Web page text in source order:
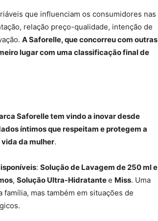
que influenciam os consumidores nas
relação preço-qualidade, intenção de
A Saforelle, que concorreu com outras
lugar com uma classificação final de
Saforelle tem vindo a inovar desde
íntimos que respeitam e protegem a
da mulher.
: Solução de Lavagem de 250 ml e
, Solução Ultra-Hidratantee Miss. Uma
mas também em situações de